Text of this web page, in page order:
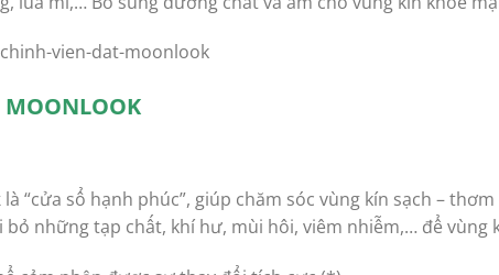
là “cửa sổ hạnh phúc”, giúp chăm sóc vùng kín sạch –
những tạp chất, khí hư, mùi hôi, viêm nhiễm,… để vùng